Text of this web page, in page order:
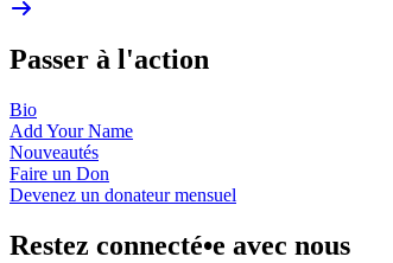
Passer à l'action
Bio
Add YourName
Nouveautés
Faire un Don
Devenez un donateurmensuel
Restez connecté•e avec nous